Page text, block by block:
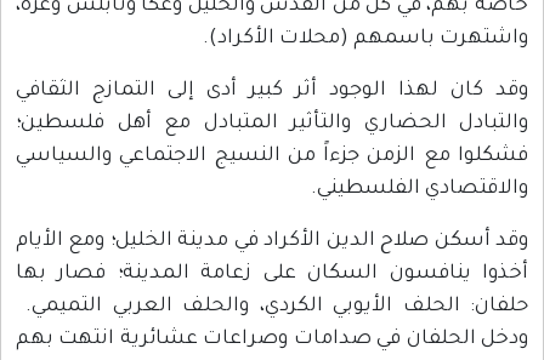
خاصة بهم، في كل من القدس والخليل وعكا ونابلس وغزة،
واشتهرت باسمهم (محلات الأكراد).
وقد كان لهذا الوجود أثر كبير أدى إلى التمازج الثقافي
والتبادل الحضاري والتأثير المتبادل مع أهل فلسطين؛
فشكلوا مع الزمن جزءاً من النسيج الاجتماعي والسياسي
والاقتصادي الفلسطيني.
وقد أسكن صلاح الدين الأكراد في مدينة الخليل؛ ومع الأيام
أخذوا ينافسون السكان على زعامة المدينة؛ فصار بها
حلفان: الحلف الأيوبي الكردي، والحلف العربي التميمي.
ودخل الحلفان في صدامات وصراعات عشائرية انتهت بهم